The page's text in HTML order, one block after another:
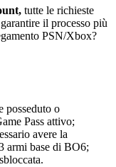
tutte le richieste
il processo più
PSN/Xbox?
posseduto o
Pass attivo;
avere la
armi base di BO6;